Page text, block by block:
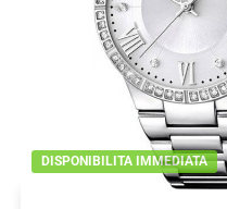
DISPONIBILITA IMMEDIATA